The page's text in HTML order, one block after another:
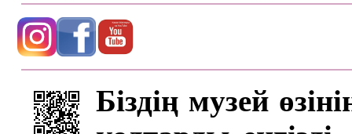
Біздің музей